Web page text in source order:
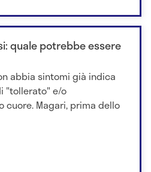
quale potrebbe essere
abbia sintomi già indica
"tollerato" e/o
cuore. Magari, prima dello